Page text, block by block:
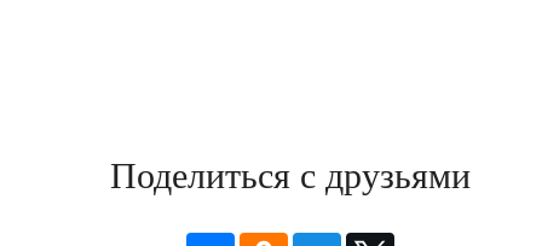
Поделиться с друзьями